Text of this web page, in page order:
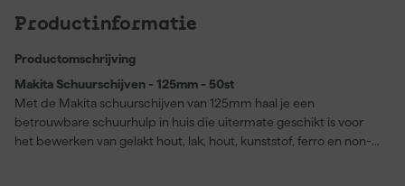
Productinformatie
Productomschrijving
Makita Schuurschijven - 125mm - 50st
Met de Makita schuurschijven van 125mm haal je een
betrouwbare schuurhulp in huis die uitermate geschikt is voor
het bewerken van gelakt hout, lak, hout, kunststof, ferro en non-